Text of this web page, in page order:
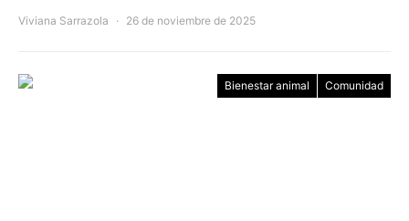
Viviana Sarrazola 26 de noviembre de 2025
Bienestar animal Comunidad